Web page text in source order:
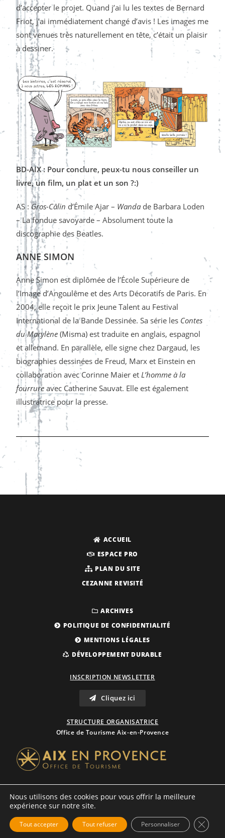
d’accepter le projet. Quand j’ai lu les textes de Bernard
Friot, j’ai immédiatement changé d’avis ! Les images me
sont venues très naturellement en tête, c’était un plaisir
à dessiner.
BD-AIX : Pour conclure, peux-tu nous conseiller un
livre, un film, un plat et un son ?:)
AS :Gros-Câlin d’Émile Ajar – Wanda de Barbara Loden
– La fondue savoyarde – Absolument toute la
discographie des Beatles.
ANNE SIMON
Anne Simon est diplômée de l’École Supérieure de
l’Image d’Angoulême et des Arts Décoratifs de Paris. En
2004, elle reçoit le prix Jeune Talent au Festival
International de la Bande Dessinée. Sa série les Contes
du Marylène (Misma) est traduite en anglais, espagnol
et allemand. En parallèle, elle signe chez Dargaud, les
biographies dessinées de Freud, Marx et Einstein en
collaboration avec Corinne Maier et L’homme à la
fourrure avec Catherine Sauvat. Elle est également
illustratrice pour la presse.
ACCUEIL
ESPACE PRO
PLAN DU SITE
CEZANNE REVISITÉ
ARCHIVES
POLITIQUE DE CONFIDENTIALITÉ
MENTIONS LÉGALES
DÉVELOPPEMENT DURABLE
INSCRIPTION NEWSLETTER
Cliquez ici
STRUCTURE ORGANISATRICE
Office de Tourisme Aix-en-Provence
© COPYRIGHT 2004-2024 · BD-AIX.COM
Nous utilisons des cookies pour vous offrir la meilleure
expérience sur notre site.
Tout accepter Tout refuser Personnaliser Close